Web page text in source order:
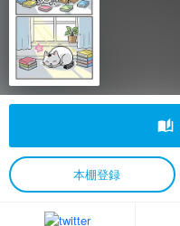
auto_stories
本棚登録